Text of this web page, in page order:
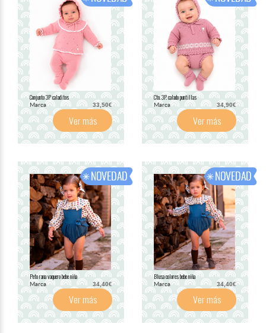
Conjunto 3P caladitos
Marca 33,50€
Ver más
Cto. 3P. calado puntillas
Marca 34,90€
Ver más
Peto rana vaquero bebe niña
Marca 34,40€
Ver más
Blusa colores bebe niña
Marca 34,40€
Ver más